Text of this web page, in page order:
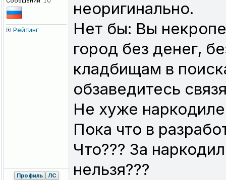
Рейтинг
неоригинально.
Нет бы: Вы
город без денег,
кладбищам в
обзаведитесь
Не хуже
Пока что в
Что??? За
нельзя???
Профиль ЛС